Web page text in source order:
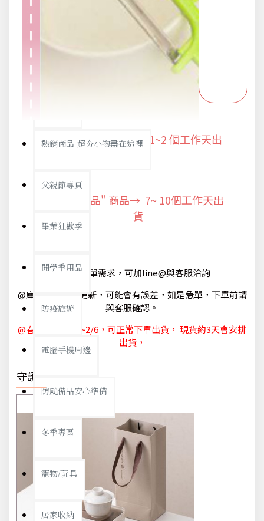
熱銷商品-超夯小物盡在這裡
父親節專頁
畢業狂歡季
開學季用品
防疫旅遊
電腦手機周邊
防颱備品安心準備
冬季專區
寵物/玩具
居家收納
"快速出貨" 商品 → 1~2 個工作天出
"預購商品" 商品→ 7~ 10個工作天出
貨
@如有急單需求，可加line@與客服洽詢
@庫存狀態隨時更新，可能會有誤差，如是急單，下單前請
與客服確認。
@春節休節 1/29~2/6，可正常下單出貨， 現貨約3天會安排
出貨，
守護你我